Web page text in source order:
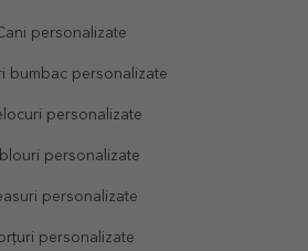
personalizate
bumbac personalizate
personalizate
personalizate
personalizate
personalizate